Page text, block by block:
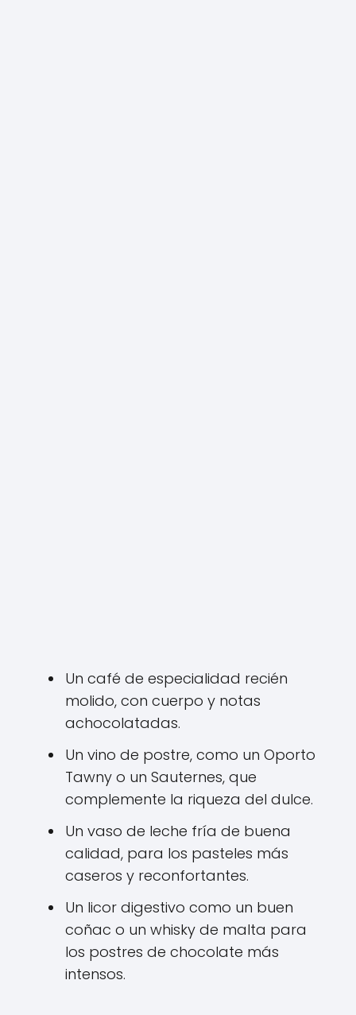
Un café de especialidad recién
molido, con cuerpo y notas
achocolatadas.
Un vino de postre, como un Oporto
Tawny o un Sauternes, que
complemente la riqueza del dulce.
Un vaso de leche fría de buena
calidad, para los pasteles más
caseros y reconfortantes.
Un licor digestivo como un buen
coñac o un whisky de malta para
los postres de chocolate más
intensos.